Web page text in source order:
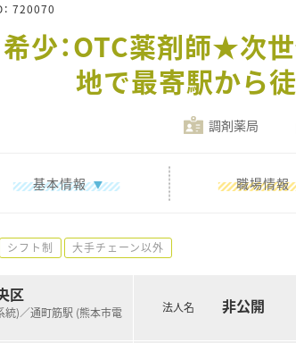
720070
希少：OTC薬剤師★
地で最寄駅から
調剤薬局
基本情報 職場情報
シフト制 大手チェーン以外
区
統)／通町筋駅 (熊本市電 法人名 非公開